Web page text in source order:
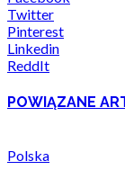
Twitter
Pinterest
Linkedin
ReddIt
POWIĄZANE
Polska